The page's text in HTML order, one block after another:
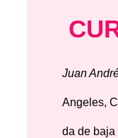
Juan
Angeles,
da de baja